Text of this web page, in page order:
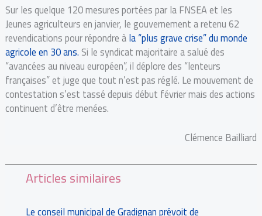
Sur les quelque 120 mesures portées par la FNSEA et les
Jeunes agriculteurs en janvier, le gouvernement a retenu 62
revendications pour répondre àla “plus grave crise” du monde
agricole en 30 ans.Si le syndicat majoritaire a salué des
“avancées au niveau européen”, il déplore des “lenteurs
françaises” et juge que tout n’est pas réglé. Le mouvement de
contestation s’est tassé depuis début février mais des actions
continuent d’être menées.
Clémence Bailliard
Articles similaires
Le conseil municipal de Gradignan prévoit de